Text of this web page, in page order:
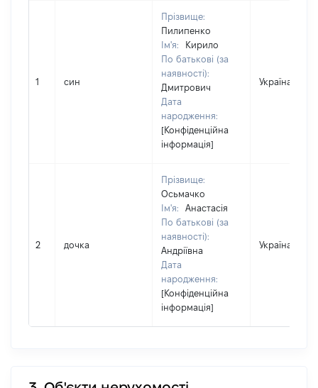
1 син
Прізвище:
Пилипенко
Ім'я:
Кирило
По батькові (за
наявності):
Дмитрович
Дата
народження:
[Конфіденційна
інформація]
Україна
2 дочка
Прізвище:
Осьмачко
Ім'я:
Анастасія
По батькові (за
наявності):
Андріївна
Дата
народження:
[Конфіденційна
інформація]
Україна